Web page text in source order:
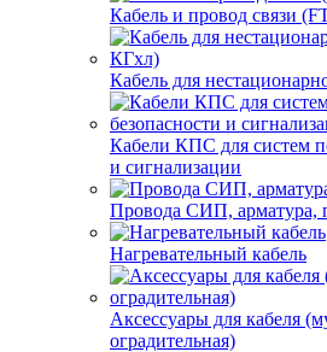
Кабель и провод связи
Кабель для
Кабели КПС для систем
и сигнализации
Провода СИП, арматура,
Нагревательный кабель
Аксессуары для кабеля
оградительная)